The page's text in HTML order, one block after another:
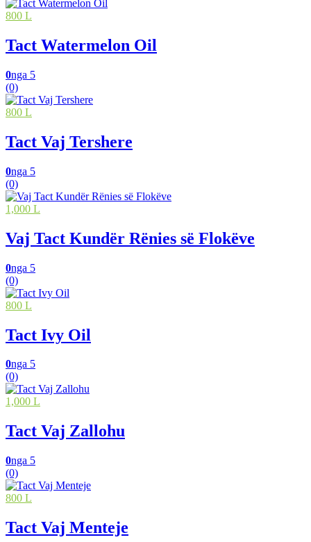
800 L
Tact Watermelon Oil
0nga 5
(0)
800 L
Tact Vaj Tershere
0nga 5
(0)
1,000 L
Vaj Tact Kundër Rënies së Flokëve
0nga 5
(0)
800 L
Tact Ivy Oil
0nga 5
(0)
1,000 L
Tact Vaj Zallohu
0nga 5
(0)
800 L
Tact Vaj Menteje